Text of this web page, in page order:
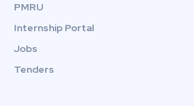
PMRU
Internship Portal
Jobs
Tenders